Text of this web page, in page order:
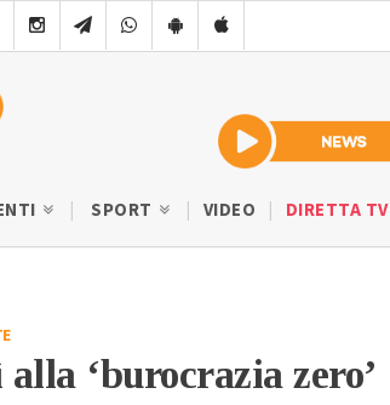
SPORT VIDEO DIRETTA TV
‘burocrazia zero’